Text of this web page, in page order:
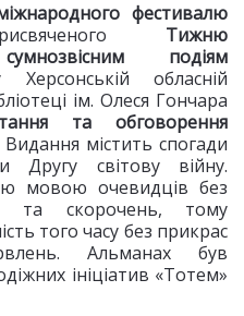
фестивалю
Тижню
подіям
обласній
ім. Олеся Гончара
та обговорення
Видання містить спогади
Другу світову війну.
мовою очевидців без
та скорочень, тому
того часу без прикрас
Альманах був
ініціатив «Тотем»